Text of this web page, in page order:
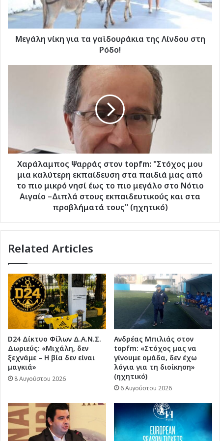
Λίνδου
στη
Ρόδο!
Μεγάλη νίκη για τα γαϊδουράκια της Λίνδου στη
Ρόδο!
εκπαίδευση
στα
παιδιά
μας
μικρό
έως
το
πιο
μεγάλο
στο
Νότιο
Αιγαίο
–
Διπλά
στους
εκπαιδευτικούς
και
στα
προβλήματά
Χαράλαμπος Ψαρράς στον topfm: "Στόχος μου
μια καλύτερη εκπαίδευση στα παιδιά μας από
το πιο μικρό νησί έως το πιο μεγάλο στο Νότιο
Αιγαίο –Διπλά στους εκπαιδευτικούς και στα
προβλήματά τους" (ηχητικό)
Related Articles
D24 Δίκτυο Φίλων Δ.Α.Ν.Σ.
Δωριεύς: «Μιχάλη, δεν
ξεχνάμε – Η βία δεν είναι
μαγκιά»
8 Αυγούστου 2026
Ανδρέας Μπιλιάς στον
topfm: «Στόχος μας να
γίνουμε ομάδα, δεν έχω
λόγια για τη διοίκηση»
(ηχητικό)
6 Αυγούστου 2026